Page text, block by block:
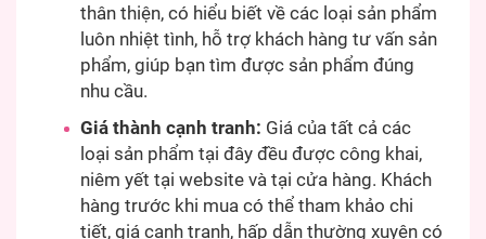
thân thiện, có hiểu biết về các loại sản phẩm
luôn nhiệt tình, hỗ trợ khách hàng tư vấn sản
phẩm, giúp bạn tìm được sản phẩm đúng
nhu cầu.
Giá thành cạnh tranh: Giá của tất cả các
loại sản phẩm tại đây đều được công khai,
niêm yết tại website và tại cửa hàng. Khách
hàng trước khi mua có thể tham khảo chi
tiết, giá cạnh tranh, hấp dẫn thường xuyên có